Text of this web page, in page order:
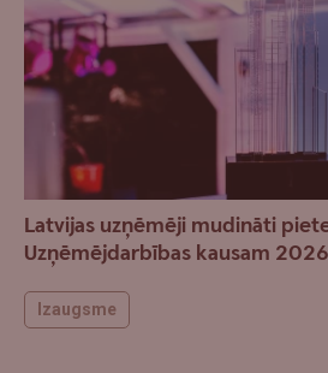
Latvijas uzņēmēji mudināti
Uzņēmējdarbības kausam 2026
Izaugsme